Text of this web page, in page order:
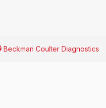
Beckman Coulter Diagnostics